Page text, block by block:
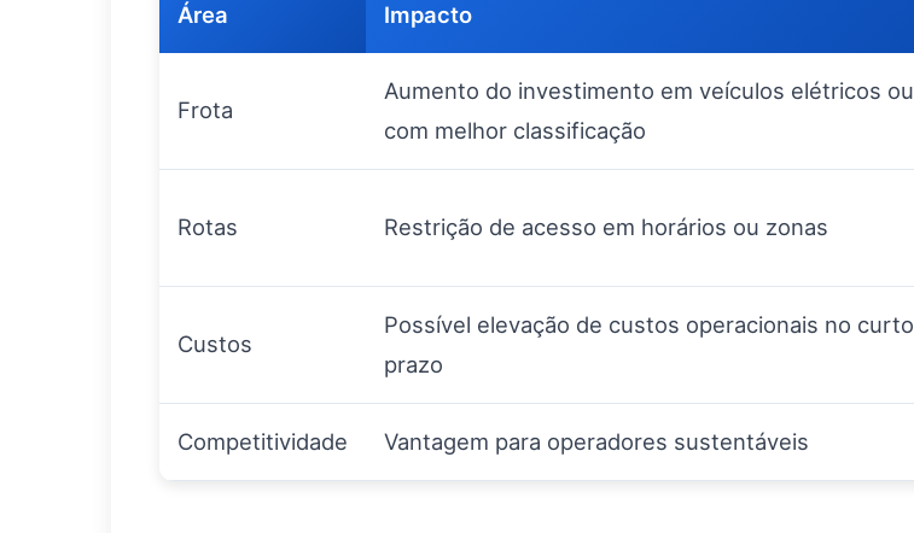
Área Impacto
Frota
Aumento do investimento em veículos elétricos ou
com melhor classificação
Rotas Restrição de acesso em horários ou zonas
Custos
Possível elevação de custos operacionais no curto
prazo
Competitividade Vantagem para operadores sustentáveis